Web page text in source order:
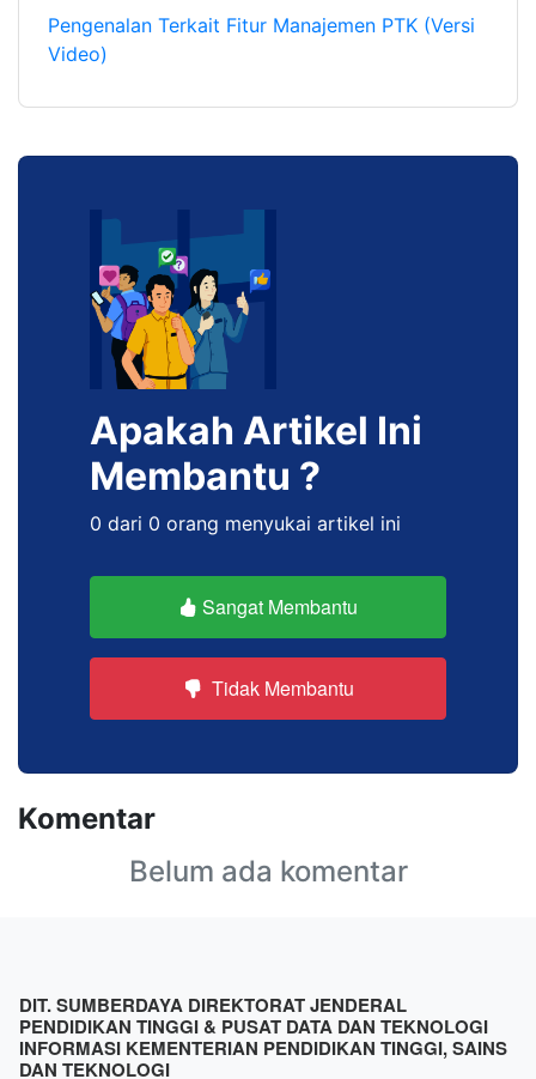
Pengenalan Terkait Fitur Manajemen PTK (Versi
Video)
Apakah Artikel Ini
Membantu ?
0 dari 0 orang menyukai artikel ini
Sangat Membantu
Tidak Membantu
Komentar
Belum ada komentar
DIT. SUMBERDAYA DIREKTORAT JENDERAL
PENDIDIKAN TINGGI & PUSAT DATA DAN TEKNOLOGI
INFORMASI KEMENTERIAN PENDIDIKAN TINGGI, SAINS
DAN TEKNOLOGI